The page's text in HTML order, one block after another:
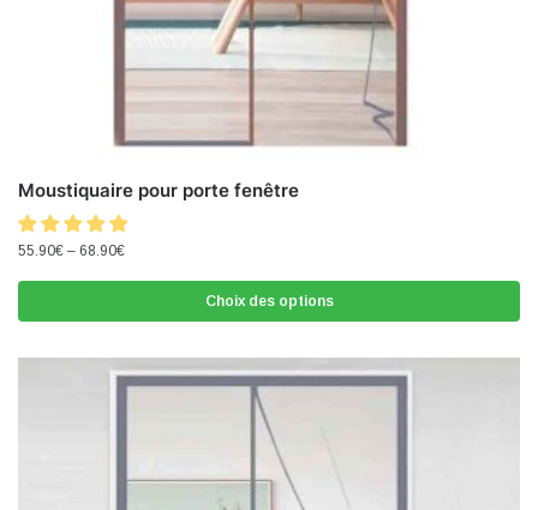
Moustiquaire pour porte fenêtre
55.90€ – 68.90€
Choix des options